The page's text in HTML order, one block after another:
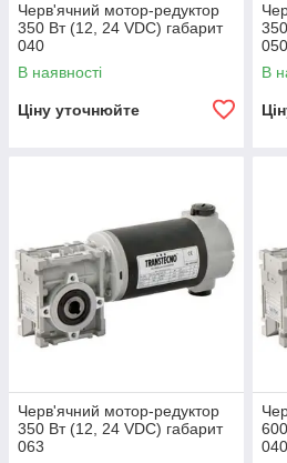
Черв'ячний мотор-редуктор
350 Вт (12, 24 VDC) габарит
040
В наявності
Ціну уточнюйте
050
В
Черв'ячний мотор-редуктор
350 Вт (12, 24 VDC) габарит
063
040